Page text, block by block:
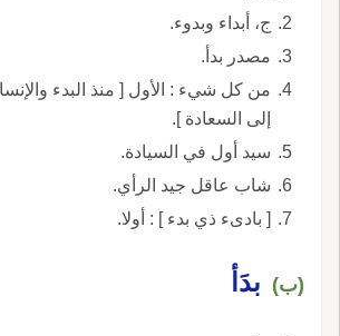
ج، أبداء وبدوء.
مصدر بدأ.
من كل شيء : الأول [ منذ البدء
إلى السعادة ].
سيد أول في السيادة.
شاب عاقل جيد الرأي.
[ بادىء ذي بدء ] : أولا.
(ب) بدَأ